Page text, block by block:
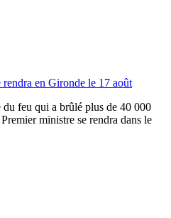
en Gironde le 17 août
feu qui a brûlé plus de 40 000
ministre se rendra dans le